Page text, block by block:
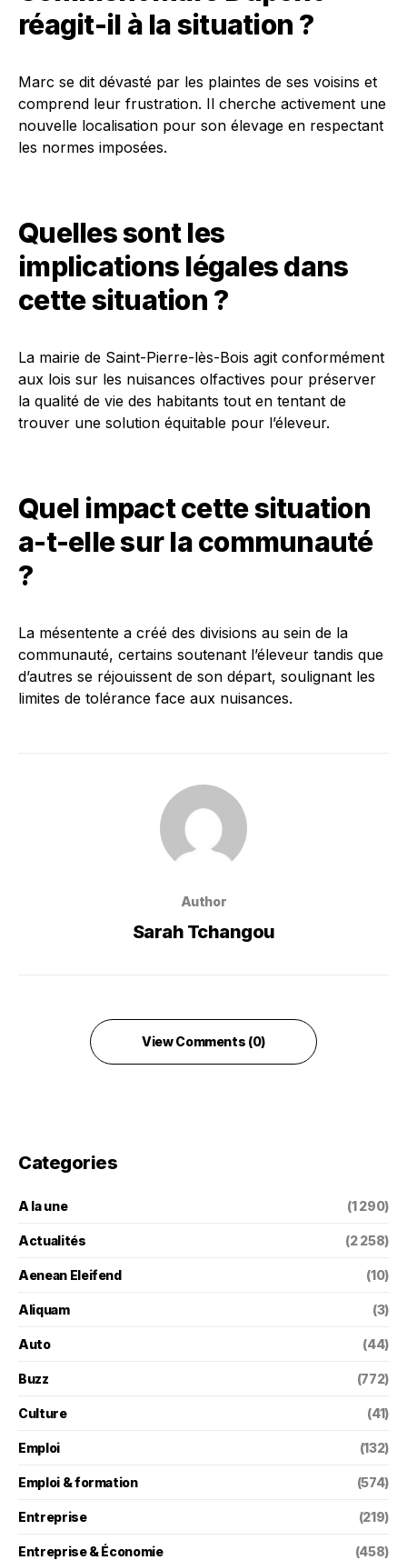
réagit-il à la situation ?
Marc se dit dévasté par les plaintes de ses voisins et
comprend leur frustration. Il cherche activement une
nouvelle localisation pour son élevage en respectant
les normes imposées.
Quelles sont les
implications légales dans
cette situation ?
La mairie de Saint-Pierre-lès-Bois agit conformément
aux lois sur les nuisances olfactives pour préserver
la qualité de vie des habitants tout en tentant de
trouver une solution équitable pour l’éleveur.
Quel impact cette situation
a-t-elle sur la communauté
?
La mésentente a créé des divisions au sein de la
communauté, certains soutenant l’éleveur tandis que
d’autres se réjouissent de son départ, soulignant les
limites de tolérance face aux nuisances.
Author
Sarah Tchangou
View Comments (0)
Categories
A la une (1 290)
Actualités (2 258)
Aenean Eleifend (10)
Aliquam (3)
Auto (44)
Buzz (772)
Culture (41)
Emploi (132)
Emploi & formation (574)
Entreprise (219)
Entreprise & Économie (458)